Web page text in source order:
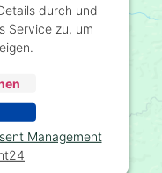
durch und
Service zu, um
Management